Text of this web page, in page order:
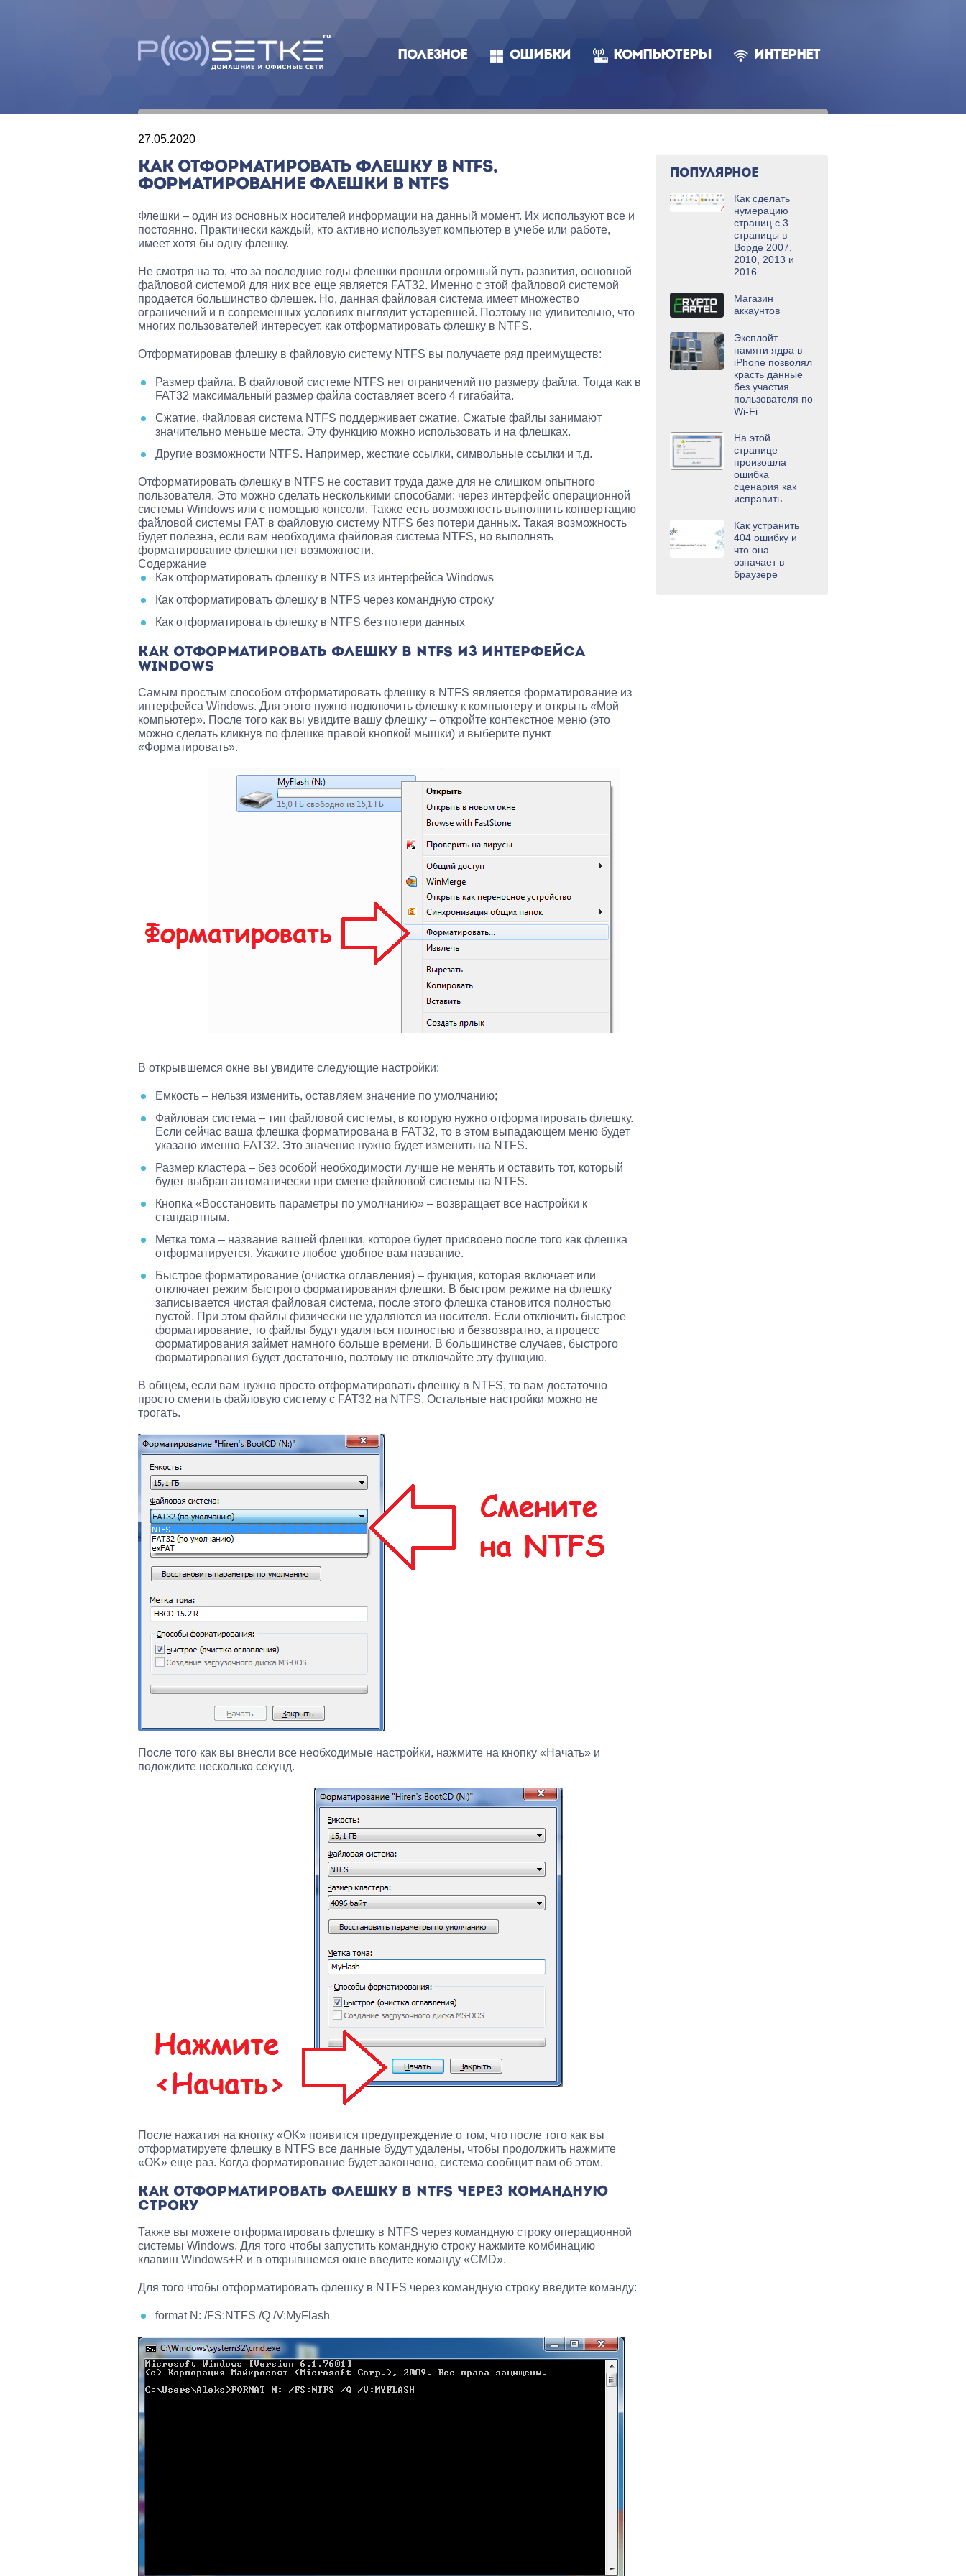
ПОЛЕЗНОЕ ОШИБКИ КОМПЬЮТЕРЫ ИНТЕРНЕТ
27.05.2020
КАК ОТФОРМАТИРОВАТЬ ФЛЕШКУ В NTFS,
ФОРМАТИРОВАНИЕ ФЛЕШКИ В NTFS
Флешки – один из основных носителей информации на данный момент. Их используют все и
постоянно. Практически каждый, кто активно использует компьютер в учебе или работе,
имеет хотя бы одну флешку.
Не смотря на то, что за последние годы флешки прошли огромный путь развития, основной
файловой системой для них все еще является FAT32. Именно с этой файловой системой
продается большинство флешек. Но, данная файловая система имеет множество
ограничений и в современных условиях выглядит устаревшей. Поэтому не удивительно, что
многих пользователей интересует, как отформатировать флешку в NTFS.
Отформатировав флешку в файловую систему NTFS вы получаете ряд преимуществ:
Размер файла. В файловой системе NTFS нет ограничений по размеру файла. Тогда как в
FAT32 максимальный размер файла составляет всего 4 гигабайта.
Сжатие. Файловая система NTFS поддерживает сжатие. Сжатые файлы занимают
значительно меньше места. Эту функцию можно использовать и на флешках.
Другие возможности NTFS. Например, жесткие ссылки, символьные ссылки и т.д.
Отформатировать флешку в NTFS не составит труда даже для не слишком опытного
пользователя. Это можно сделать несколькими способами: через интерфейс операционной
системы Windows или с помощью консоли. Также есть возможность выполнить конвертацию
файловой системы FAT в файловую систему NTFS без потери данных. Такая возможность
будет полезна, если вам необходима файловая система NTFS, но выполнять
форматирование флешки нет возможности.
Содержание
Как отформатировать флешку в NTFS из интерфейса Windows
Как отформатировать флешку в NTFS через командную строку
Как отформатировать флешку в NTFS без потери данных
КАК ОТФОРМАТИРОВАТЬ ФЛЕШКУ В NTFS ИЗ ИНТЕРФЕЙСА
WINDOWS
Самым простым способом отформатировать флешку в NTFS является форматирование из
интерфейса Windows. Для этого нужно подключить флешку к компьютеру и открыть «Мой
компьютер». После того как вы увидите вашу флешку – откройте контекстное меню (это
можно сделать кликнув по флешке правой кнопкой мышки) и выберите пункт
«Форматировать».
В открывшемся окне вы увидите следующие настройки:
Емкость – нельзя изменить, оставляем значение по умолчанию;
Файловая система – тип файловой системы, в которую нужно отформатировать флешку.
Если сейчас ваша флешка форматирована в FAT32, то в этом выпадающем меню будет
указано именно FAT32. Это значение нужно будет изменить на NTFS.
Размер кластера – без особой необходимости лучше не менять и оставить тот, который
будет выбран автоматически при смене файловой системы на NTFS.
Кнопка «Восстановить параметры по умолчанию» – возвращает все настройки к
стандартным.
Метка тома – название вашей флешки, которое будет присвоено после того как флешка
отформатируется. Укажите любое удобное вам название.
Быстрое форматирование (очистка оглавления) – функция, которая включает или
отключает режим быстрого форматирования флешки. В быстром режиме на флешку
записывается чистая файловая система, после этого флешка становится полностью
пустой. При этом файлы физически не удаляются из носителя. Если отключить быстрое
форматирование, то файлы будут удаляться полностью и безвозвратно, а процесс
форматирования займет намного больше времени. В большинстве случаев, быстрого
форматирования будет достаточно, поэтому не отключайте эту функцию.
В общем, если вам нужно просто отформатировать флешку в NTFS, то вам достаточно
просто сменить файловую систему с FAT32 на NTFS. Остальные настройки можно не
трогать.
После того как вы внесли все необходимые настройки, нажмите на кнопку «Начать» и
подождите несколько секунд.
После нажатия на кнопку «OK» появится предупреждение о том, что после того как вы
отформатируете флешку в NTFS все данные будут удалены, чтобы продолжить нажмите
«OK» еще раз. Когда форматирование будет закончено, система сообщит вам об этом.
КАК ОТФОРМАТИРОВАТЬ ФЛЕШКУ В NTFS ЧЕРЕЗ КОМАНДНУЮ
СТРОКУ
Также вы можете отформатировать флешку в NTFS через командную строку операционной
системы Windows. Для того чтобы запустить командную строку нажмите комбинацию
клавиш Windows+R и в открывшемся окне введите команду «CMD».
Для того чтобы отформатировать флешку в NTFS через командную строку введите команду:
format N: /FS:NTFS /Q /V:MyFlash
ПОПУЛЯРНОЕ
Как сделать
нумерацию
страниц с 3
страницы в
Ворде 2007,
2010, 2013 и
2016
Магазин
аккаунтов
Эксплойт
памяти ядра в
iPhone позволял
красть данные
без участия
пользователя по
Wi-Fi
На этой
странице
произошла
ошибка
сценария как
исправить
Как устранить
404 ошибку и
что она
означает в
браузере